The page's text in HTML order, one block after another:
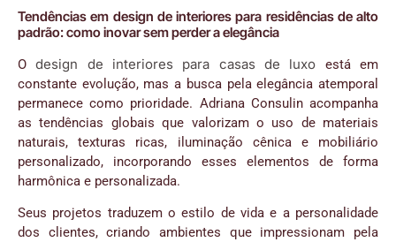
Tendências em design de interiores para residências de alto
padrão: como inovar sem perder a elegância
Odesign de interiores para casas de luxo está em
constante evolução, mas a busca pela elegância atemporal
permanece como prioridade. Adriana Consulin acompanha
as tendências globais que valorizam o uso de materiais
naturais, texturas ricas, iluminação cênica e mobiliário
personalizado, incorporando esses elementos de forma
harmônica e personalizada.
Seus projetos traduzem o estilo de vida e a personalidade
dos clientes, criando ambientes que impressionam pela